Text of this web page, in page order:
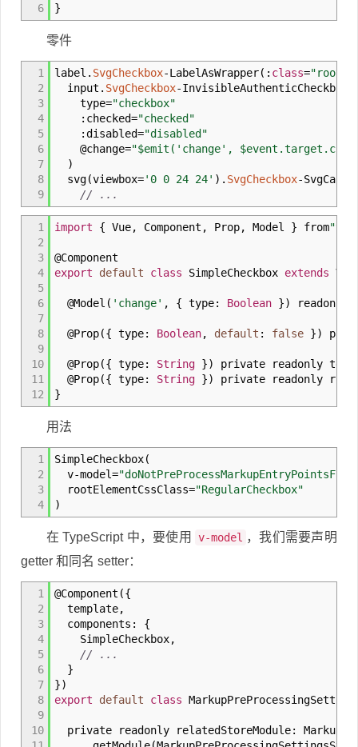
6
}
零件
1
2
3
4
5
6
7
8
9
label. SvgCheckbox-LabelAsWrapper( : class=
input. SvgCheckbox-InvisibleAuthenticCheckbox
type="checkbox"
: checked="checked"
:disabled="disabled"
@change="$emit('change',
)
svg(viewbox='0 0 24 24' ) . SvgCheckbox-
// ...
1
2
3
4
5
6
7
8
9
10
11
12
import { Vue, Component , Prop, Model } from
@Component
export
default class SimpleCheckbox extends
@Model ( 'change' , { type: Boolean }) readonly
@Prop({ type: Boolean, default : false })
@Prop({ type: String }) private readonly text
@Prop({ type: String })
private readonly
}
用法
1
2
3
4
SimpleCheckbox(
v-model=
rootElementCssClass="RegularCheckbox"
)
在 TypeScript 中，要使用 v-model ，我们需要声明
getter 和同名 setter：
1
2
3
4
5
6
7
8
9
10
@Component ({
template,
components :
{
SimpleCheckbox,
// ...
}
})
export
default class
private readonly relatedStoreModule: